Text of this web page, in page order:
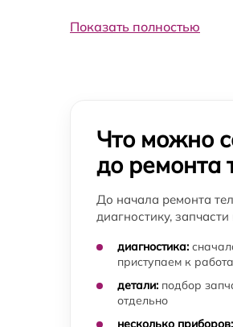
(мультиконтроллера)
Замена сигнальной
Замена резистора
Замена
Замена платы
телевизора Hiper
Показать полностью
Что можно
до ремонта
До начала ремонта
диагностику,
диагностика:
приступаем к
детали: подбор
отдельно
несколько приборов: